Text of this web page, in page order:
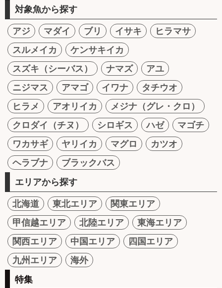
対象魚から探す
アジ マダイ ブリ イサキ
ヒラマサ
スルメイカ
ケンサキイカ
スズキ（シーバス）
ナマズ
アユ
ニジマス
アマゴ イワナ
タチウオ
ヒラメ
アオリイカ
メジナ（グレ・クロ）
クロダイ（チヌ）
シロギス ハゼ
マゴチ
ワカサギ
ヤリイカ マグロ
カツオ
ヘラブナ
ブラックバス
エリアから探す
北海道 東北エリア
関東エリア
甲信越エリア
北陸エリア
東海エリア
関西エリア
中国エリア
四国エリア
九州エリア
海外
特集